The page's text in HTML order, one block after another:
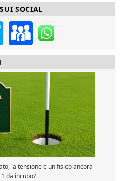
SOCIAL
la tensione e un fisico ancora
da incubo?